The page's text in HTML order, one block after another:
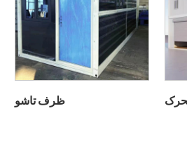
ظرف تاشو